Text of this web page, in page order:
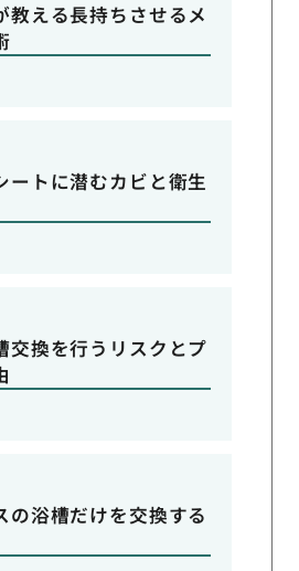
教える長持ちさせるメ
ートに潜むカビと衛生
交換を行うリスクとプ
の浴槽だけを交換する